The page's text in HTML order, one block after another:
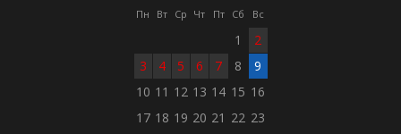
Пн Вт Ср Чт Пт Сб Вс
1
2
3
4 5 6 7 8
9
10 11 12 13 14 15 16
17 18 19 20 21 22 23